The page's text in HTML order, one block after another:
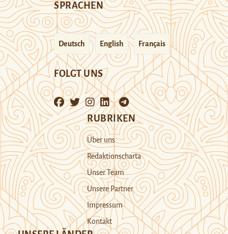
SPRACHEN
Deutsch English Français
FOLGT UNS
RUBRIKEN
Über uns
Redaktionscharta
Unser Team
Unsere Partner
Impressum
Kontakt